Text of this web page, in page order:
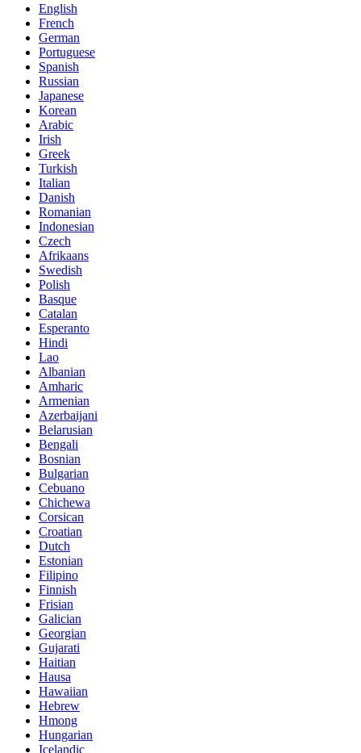
English
French
German
Portuguese
Spanish
Russian
Japanese
Korean
Arabic
Irish
Greek
Turkish
Italian
Danish
Romanian
Indonesian
Czech
Afrikaans
Swedish
Polish
Basque
Catalan
Esperanto
Hindi
Lao
Albanian
Amharic
Armenian
Azerbaijani
Belarusian
Bengali
Bosnian
Bulgarian
Cebuano
Chichewa
Corsican
Croatian
Dutch
Estonian
Filipino
Finnish
Frisian
Galician
Georgian
Gujarati
Haitian
Hausa
Hawaiian
Hebrew
Hmong
Hungarian
Icelandic